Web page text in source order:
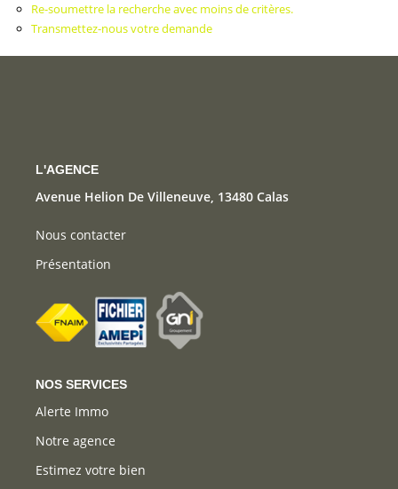
CALCULETTES FINANCIÈRES
Re-soumettre la recherche avec moins de critères.
Transmettez-nous votre demande
L'AGENCE
Avenue Helion De Villeneuve, 13480 Calas
Nous contacter
Présentation
NOS SERVICES
Alerte Immo
Notre agence
Estimez votre bien